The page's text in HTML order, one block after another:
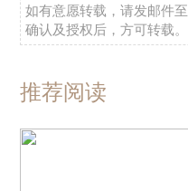
如有意愿转载，请发邮件至
确认及授权后，方可转载。
推荐阅读